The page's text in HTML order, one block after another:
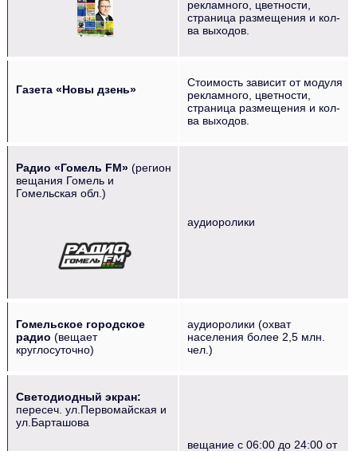
рекламного, цветности,
страница размещения и кол-
ва выходов.
Газета «Новы дзень»
Стоимость зависит от модуля
рекламного, цветности,
страница размещения и кол-
ва выходов.
Радио «Гомель FM»(регион
вещания Гомель и
Гомельская обл.)
аудиоролики
Гомельское городское
радио (вещает
круглосуточно)
аудиоролики (охват
населения более 2,5 млн.
чел.)
Светодиодный экран:
пересеч. ул.Первомайская и
ул.Барташова
вещание с 06:00 до 24:00 от